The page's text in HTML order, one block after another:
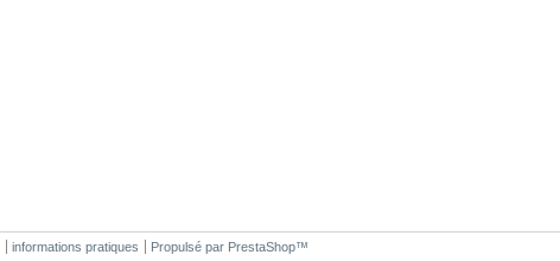
informations pratiques Propulsé par PrestaShop™